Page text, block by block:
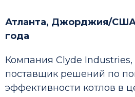
Атланта, Джорджия/США
года
Компания Clyde
поставщик решений по
эффективности котлов в